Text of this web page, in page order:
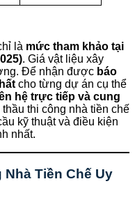
là mức tham khảo tại
. Giá vật liệu xây
Để nhận được báo
cho từng dự án cụ thể
hệ trực tiếp và cung
thi công nhà tiền chế
kỹ thuật và điều kiện
nhất.
Tiền Chế Uy